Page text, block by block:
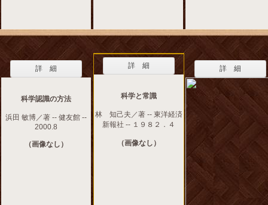
詳 細
科学認識の方法
浜田 敏博／著 -- 健友館 --
2000.8
（画像なし）
詳 細
科学と常識
林 知己夫／著 -- 東洋経済
新報社 -- １９８２．４
（画像なし）
詳 細